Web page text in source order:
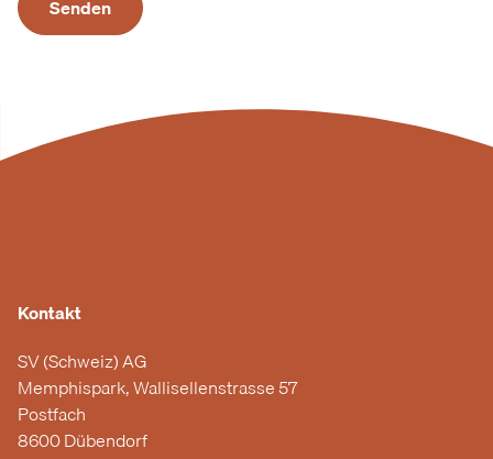
Senden
Kontakt
SV (Schweiz) AG
Memphispark, Wallisellenstrasse 57
Postfach
8600 Dübendorf